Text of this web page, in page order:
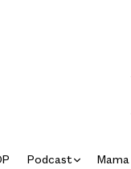
Podcast